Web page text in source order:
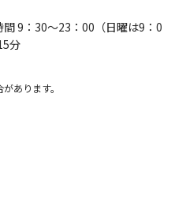
間 9：30～23：00（日曜は9：0
分
あります。